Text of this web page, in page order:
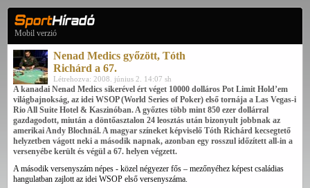
Mobil verzió
Nenad Medics győzött, Tóth
Richárd a 67.
Létrehozva: 2008. június 2. 14:07 sh
A kanadai Nenad Medics sikerével ért véget 10000 dolláros Pot Limit Hold’em
világbajnokság, az idei WSOP (World Series of Poker) első tornája a Las Vegas-i
Rio All Suite Hotel & Kaszinóban. A győztes több mint 850 ezer dollárral
gazdagodott, miután a döntőasztalon 24 leosztás után bizonyult jobbnak az
amerikai Andy Blochnál. A magyar színeket képviselő Tóth Richárd kecsegtető
helyzetben vágott neki a második napnak, azonban egy rosszul időzített all-in a
versenyébe került és végül a 67. helyen végzett.
A második versenyszám népes - közel négyezer fős – mezőnyéhez képest családias
hangulatban zajlott az idei WSOP első versenyszáma.